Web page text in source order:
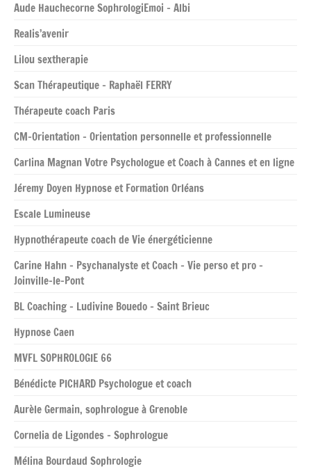
Aude Hauchecorne SophrologiEmoi – Albi
Realis’avenir
Lilou sextherapie
Scan Thérapeutique – Raphaël FERRY
Thérapeute coach Paris
CM-Orientation – Orientation personnelle et professionnelle
Carlina Magnan Votre Psychologue et Coach à Cannes et en ligne
Jéremy Doyen Hypnose et Formation Orléans
Escale Lumineuse
Hypnothérapeute coach de Vie énergéticienne
Carine Hahn – Psychanalyste et Coach – Vie perso et pro –
Joinville-le-Pont
BL Coaching – Ludivine Bouedo – Saint Brieuc
Hypnose Caen
MVFL SOPHROLOGIE 66
Bénédicte PICHARD Psychologue et coach
Aurèle Germain, sophrologue à Grenoble
Cornelia de Ligondes – Sophrologue
Mélina Bourdaud Sophrologie